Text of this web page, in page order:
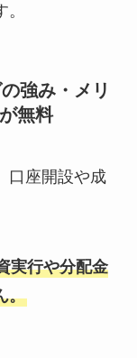
強み・メリ
無料
口座開設や成
実行や分配金
。